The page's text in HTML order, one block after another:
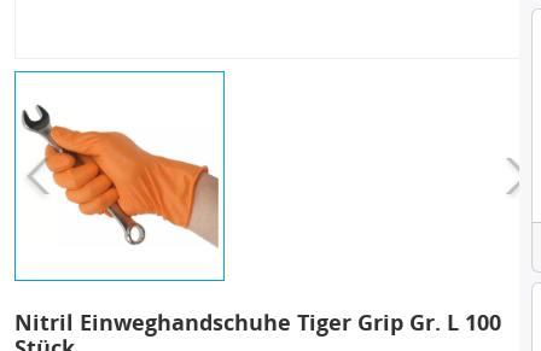
Nitril Einweghandschuhe Tiger Grip Gr. L 100